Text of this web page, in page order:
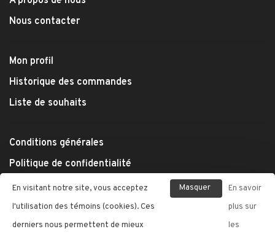
Nous contacter
Mon profil
Historique des commandes
Liste de souhaits
Conditions générales
Politique de confidentialité
Modes de paiement
Expédition et retours
En visitant notre site, vous acceptez
l'utilisation des témoins (cookies). Ces
derniers nous permettent de mieux
Masquer
En savoir
plus sur
les